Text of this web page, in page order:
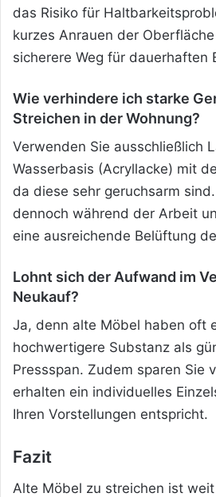
das Risiko für
kurzes Anrauen der
sicherere Weg für dauerhaften
Wie verhindere ich starke
Streichen in der Wohnung?
Verwenden Sie ausschließlich
Wasserbasis (Acryllacke) mit
da diese sehr geruchsarm
dennoch während der Arbeit
eine ausreichende Belüftung
Lohnt sich der Aufwand im
Neukauf?
Ja, denn alte Möbel haben oft
hochwertigere Substanz als
Pressspan. Zudem sparen Sie
erhalten ein individuelles
Ihren Vorstellungen entspricht.
Fazit
Alte Möbel zu streichen ist